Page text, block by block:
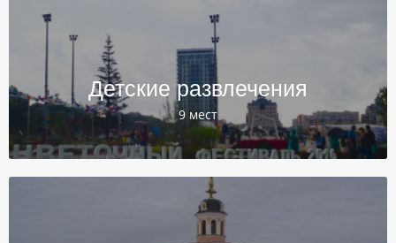
Детские развлечения
9 мест